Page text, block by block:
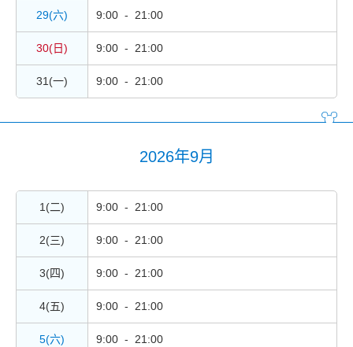
29(六) 9:00 - 21:00
30(日) 9:00 - 21:00
31(一) 9:00 - 21:00
2026年9月
1(二) 9:00 - 21:00
2(三) 9:00 - 21:00
3(四) 9:00 - 21:00
4(五) 9:00 - 21:00
5(六) 9:00 - 21:00